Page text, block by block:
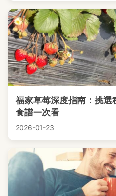
福家草莓深度指南：挑選
食譜一次看
2026-01-23